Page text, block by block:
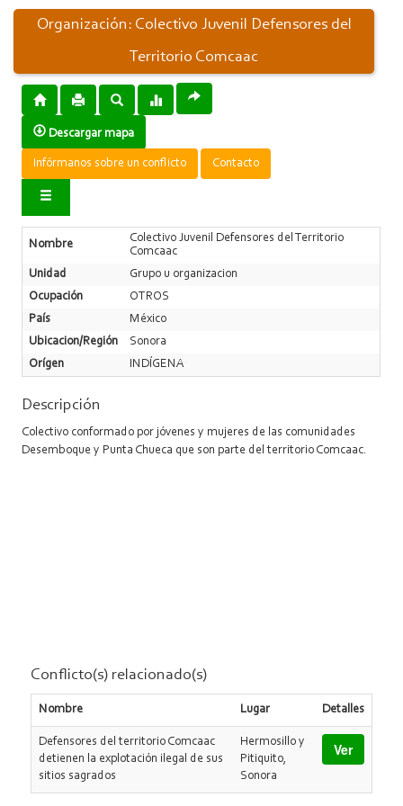
Organización: Colectivo Juvenil Defensores del
Territorio Comcaac
Descargar mapa
Infórmanos sobre un conflicto Contacto
Nombre
Colectivo Juvenil Defensores del Territorio
Comcaac
Unidad
Grupo u organizacion
Ocupación
OTROS
País
México
Ubicacion/Región
Sonora
Orígen
INDÍGENA
Descripción
Colectivo conformado por jóvenes y mujeres de las comunidades
Desemboque y Punta Chueca que son parte del territorio Comcaac.
Conflicto(s) relacionado(s)
Nombre Lugar Detalles
Defensores del territorio Comcaac
detienen la explotación ilegal de sus
sitios sagrados
Hermosillo y
Pitiquito,
Sonora
Ver